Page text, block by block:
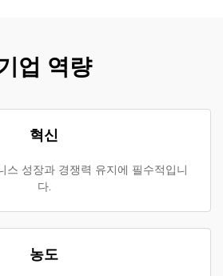
업 역량
혁신
스 성장과 경쟁력 유지에 필수적입니
다.
농도